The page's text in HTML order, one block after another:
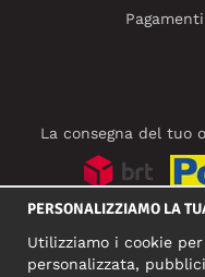
La consegna del tuo
PERSONALIZZIAMO LA
Utilizziamo i cookie
personalizzata,